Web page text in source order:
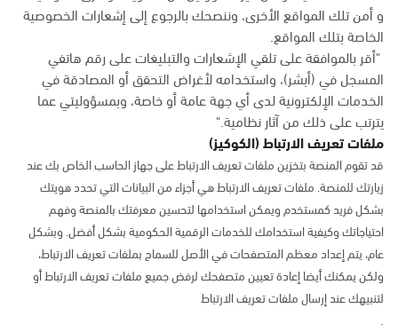
و أمن تلك المواقع الأخرى، وننصحك بالرجوع إلى إشعارات الخصوصية
الخاصة بتلك المواقع.
"أقر بالموافقة على تلقي الإشعارات والتبليغات على رقم هاتفي
المسجل في (أبشر)، واستخدامه لأغراض التحقق أو المصادقة في
الخدمات الإلكترونية لدى أي جهة عامة أو خاصة، وبمسؤوليتي عما
يترتب على ذلك من آثار نظامية."
ملفات تعريف الارتباط (الكوكيز)
قد تقوم المنصة بتخزين ملفات تعريف الارتباط على جهاز الحاسب الخاص بك عند
زيارتك للمنصة. ملفات تعريف الارتباط هي أجزاء من البيانات التي تحدد هويتك
بشكل فريد كمستخدم ويمكن استخدامها لتحسين معرفتك بالمنصة وفهم
احتياجاتك وكيفية استخدامك للخدمات الرقمية الحكومية بشكل أفضل. وبشكل
عام، يتم إعداد معظم المتصفحات في الأصل للسماح بملفات تعريف الارتباط،
ولكن يمكنك أيضا إعادة تعيين متصفحك لرفض جميع ملفات تعريف الارتباط أو
لتنبيهك عند إرسال ملفات تعريف الارتباط
.